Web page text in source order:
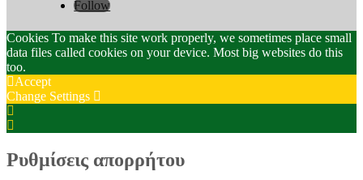
Follow
Cookies To make this site work properly, we sometimes place small
data files called cookies on your device. Most big websites do this
too.
Accept
Change Settings
Settings
Ρυθμίσεις απορρήτου